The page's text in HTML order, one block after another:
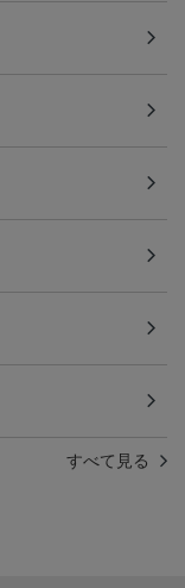
すべて見る